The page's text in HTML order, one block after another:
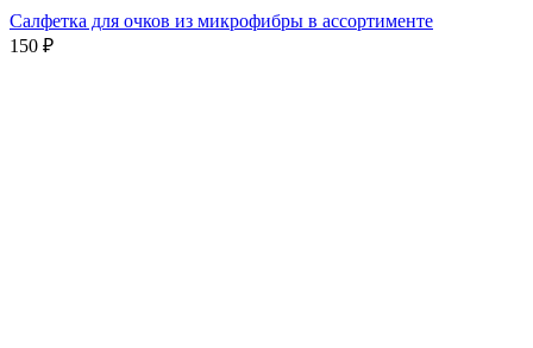
Салфетка для очков из микрофибры в ассортименте
150 ₽